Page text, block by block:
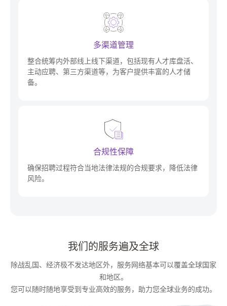
多渠道管理
整合统筹内外部线上线下渠道，包括现有人才库盘活、
主动应聘、第三方渠道等，为客户提供丰富的人才储
备。
合规性保障
确保招聘过程符合当地法律法规的合规要求，降低法律
风险。
我们的服务遍及全球
除战乱国、经济极不发达地区外，服务网络基本可以覆盖全球国家
和地区。
您可以随时随地享受到专业高效的服务，助力您全球业务的成功。